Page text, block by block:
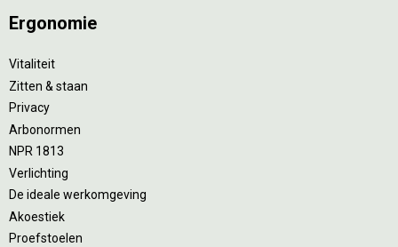
Ergonomie
Vitaliteit
Zitten & staan
Privacy
Arbonormen
NPR 1813
Verlichting
De ideale werkomgeving
Akoestiek
Proefstoelen